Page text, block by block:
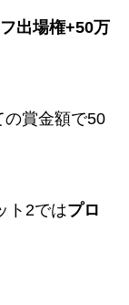
出場権+50万
の賞金額で50
ト2ではプロ